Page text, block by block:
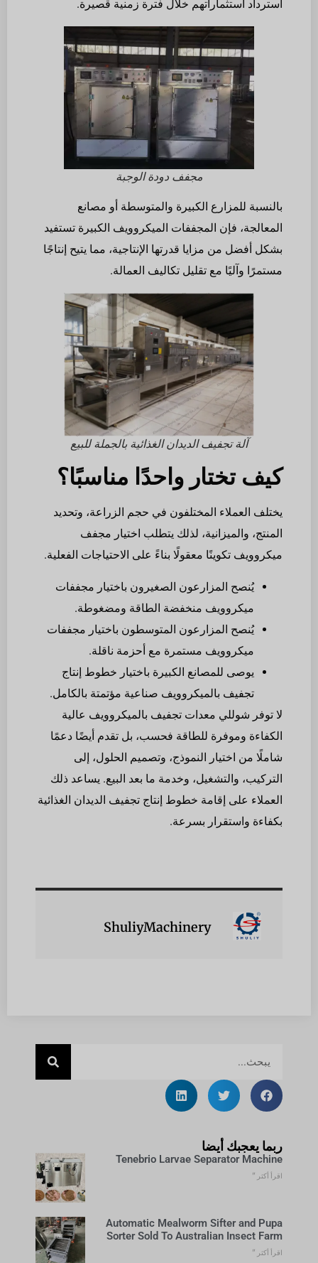
استرداد استثماراتهم خلال فترة زمنية قصيرة.
مجفف دودة الوجبة
بالنسبة للمزارع الكبيرة والمتوسطة أو مصانع
المعالجة، فإن المجففات الميكروويف الكبيرة تستفيد
بشكل أفضل من مزايا قدرتها الإنتاجية، مما يتيح إنتاجًا
مستمرًا وآليًا مع تقليل تكاليف العمالة.
آلة تجفيف الديدان الغذائية بالجملة للبيع
كيف تختار واحدًا مناسبًا؟
يختلف العملاء المختلفون في حجم الزراعة، وتحديد
المنتج، والميزانية، لذلك يتطلب اختيار مجفف
ميكروويف تكوينًا معقولًا بناءً على الاحتياجات الفعلية.
يُنصح المزارعون الصغيرون باختيار مجففات
ميكروويف منخفضة الطاقة ومضغوطة.
يُنصح المزارعون المتوسطون باختيار مجففات
ميكروويف مستمرة مع أحزمة ناقلة.
يوصى للمصانع الكبيرة باختيار خطوط إنتاج
تجفيف بالميكروويف صناعية مؤتمتة بالكامل.
لا توفر شوللي معدات تجفيف بالميكروويف عالية
الكفاءة وموفرة للطاقة فحسب، بل تقدم أيضًا دعمًا
شاملًا من اختيار النموذج، وتصميم الحلول، إلى
التركيب، والتشغيل، وخدمة ما بعد البيع. يساعد ذلك
العملاء على إقامة خطوط إنتاج تجفيف الديدان الغذائية
بكفاءة واستقرار بسرعة.
ShuliyMachinery
ربما يعجبك أيضا
Tenebrio Larvae Separator Machine
اقرأ أكثر "
Automatic Mealworm Sifter and Pupa
Sorter Sold To Australian Insect Farm
اقرأ أكثر "